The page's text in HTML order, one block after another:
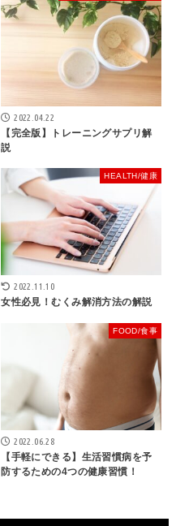
2022.04.22
【完全版】トレーニングサプリ解
説
HEALTH/健康
2022.11.10
女性必見！むくみ解消方法の解説
FOOD/食事
2022.06.28
【手軽にできる】生活習慣病を予
防するための4つの健康習慣！